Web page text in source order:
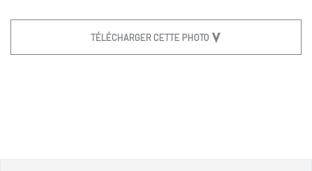
TÉLÉCHARGER CETTE PHOTO